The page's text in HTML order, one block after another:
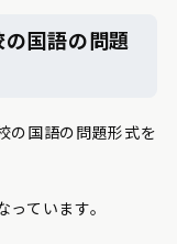
国語の問題
の国語の問題形式を
ています。